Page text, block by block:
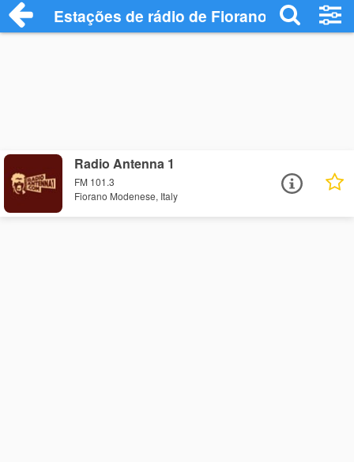
Estações de rádio de Fiorano Modenese
Radio Antenna 1
FM 101.3
Fiorano Modenese, Italy